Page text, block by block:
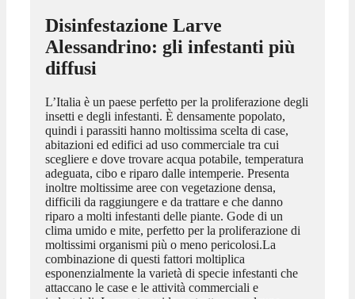
Disinfestazione Larve
Alessandrino: gli infestanti più
diffusi
L’Italia è un paese perfetto per la proliferazione degli
insetti e degli infestanti. È densamente popolato,
quindi i parassiti hanno moltissima scelta di case,
abitazioni ed edifici ad uso commerciale tra cui
scegliere e dove trovare acqua potabile, temperatura
adeguata, cibo e riparo dalle intemperie. Presenta
inoltre moltissime aree con vegetazione densa,
difficili da raggiungere e da trattare e che danno
riparo a molti infestanti delle piante. Gode di un
clima umido e mite, perfetto per la proliferazione di
moltissimi organismi più o meno pericolosi.La
combinazione di questi fattori moltiplica
esponenzialmente la varietà di specie infestanti che
attaccano le case e le attività commerciali e